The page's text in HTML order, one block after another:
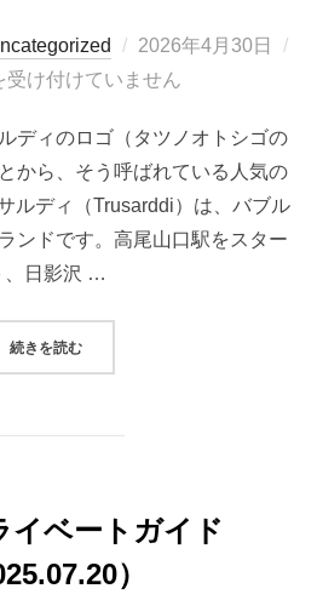
投
稿
2026年4月30日
受け付けていません
ディのロゴ（タツノオトシゴの
から、そう呼ばれている人気の
ルディ（Trusarddi）は、バブル
ンドです。高尾山口駅をスター
、日影沢 …
続きを読む“高尾トラサルディ”
イベートガイド
）